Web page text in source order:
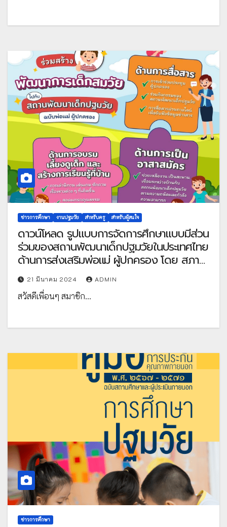
ข่าวการศึกษา งานปฐมวัย สำหรับครู สำหรับผู้สนใจ
ดาวน์โหลด รูปแบบการจัดการศึกษาแบบมีส่วน
ร่วมของสถานพัฒนาเด็กปฐมวัยในประเทศไทย
ด้านการส่งเสริมพ่อแม่ ผู้ปกครอง โดย สภา
การศึกษา กระทรวงศึกษาธิการ
21 มีนาคม 2024 ADMIN
สวัสดีเพื่อนๆ สมาชิก…
ข่าวการศึกษา